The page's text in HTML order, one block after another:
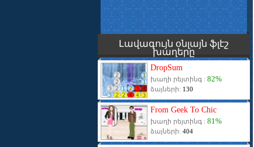
Լավագույն օնլայն ֆլէշ
խաղերը
DropSum
խաղի րեյտինգ : 82%
ձայների: 130
From Geek To Chic
խաղի րեյտինգ : 81%
ձայների: 404